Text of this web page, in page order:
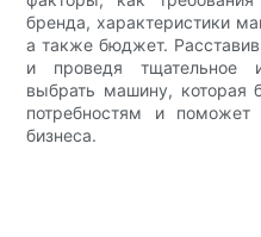
бренда, характеристики
а также бюджет.
и проведя тщательное
выбрать машину, которая
потребностям и
бизнеса.